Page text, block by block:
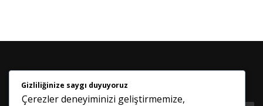
HABER BÜLTENIMIZE KATILIN
Gizliliğinize saygı duyuyoruz
Çerezler deneyiminizi geliştirmemize,